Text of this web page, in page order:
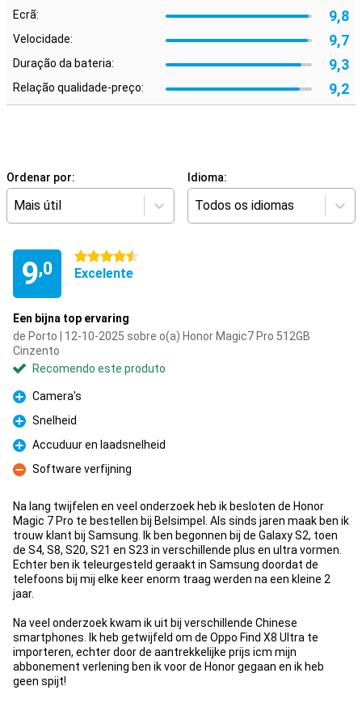
Ecrã: 9,8
Velocidade: 9,7
Duração da bateria: 9,3
Relação qualidade-preço: 9,2
Ordenar por:
Mais útil
Idioma:
Todos os idiomas
9,0
4.5 estrelas
Excelente
Een bijna top ervaring
de Porto | 12-10-2025 sobre o(a) Honor Magic7 Pro 512GB
Cinzento
Recomendo este produto
Prós
Camera's
Prós
Snelheid
Prós
Accuduur en laadsnelheid
Contras
Software verfijning
Na lang twijfelen en veel onderzoek heb ik besloten de Honor
Magic 7 Pro te bestellen bij Belsimpel. Als sinds jaren maak ben ik
trouw klant bij Samsung. Ik ben begonnen bij de Galaxy S2, toen
de S4, S8, S20, S21 en S23 in verschillende plus en ultra vormen.
Echter ben ik teleurgesteld geraakt in Samsung doordat de
telefoons bij mij elke keer enorm traag werden na een kleine 2
jaar.
Na veel onderzoek kwam ik uit bij verschillende Chinese
smartphones. Ik heb getwijfeld om de Oppo Find X8 Ultra te
importeren, echter door de aantrekkelijke prijs icm mijn
abbonement verlening ben ik voor de Honor gegaan en ik heb
geen spijt!